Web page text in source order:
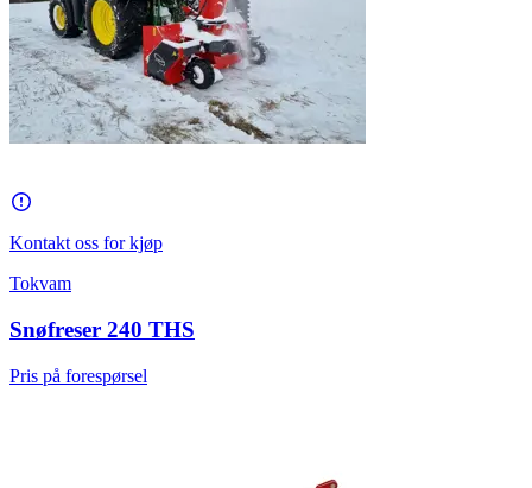
Kontakt oss for kjøp
Tokvam
Snøfreser 240 THS
Pris på forespørsel